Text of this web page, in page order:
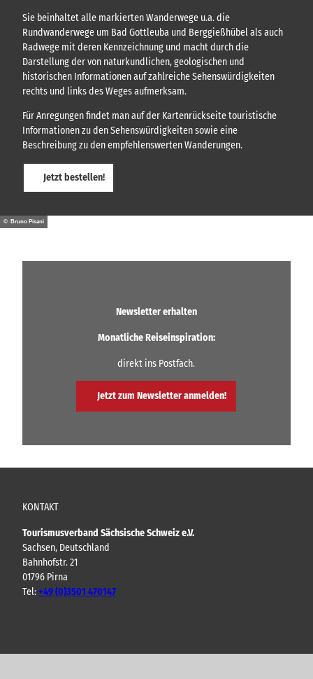
Sie beinhaltet alle markierten Wanderwege u.a. die
Rundwanderwege um Bad Gottleuba und Berggießhübel als auch
Radwege mit deren Kennzeichnung und macht durch die
Darstellung der von naturkundlichen, geologischen und
historischen Informationen auf zahlreiche Sehenswürdigkeiten
rechts und links des Weges aufmerksam.
Für Anregungen findet man auf der Kartenrückseite touristische
Informationen zu den Sehenswürdigkeiten sowie eine
Beschreibung zu den empfehlenswerten Wanderungen.
Jetzt bestellen!
© Bruno Pisani
Newsletter erhalten
Monatliche Reiseinspiration:
direkt ins Postfach.
Jetzt zum Newsletter anmelden!
KONTAKT
Tourismusverband Sächsische Schweiz e.V.
Sachsen, Deutschland
Bahnhofstr. 21
01796 Pirna
Tel:+49 (0)3501 470147
u
c
s
o